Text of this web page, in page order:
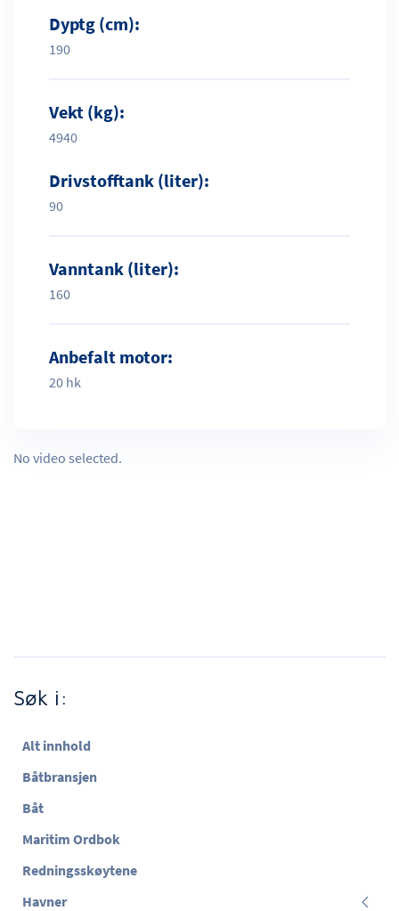
Dyptg (cm):
190
Vekt (kg):
4940
Drivstofftank (liter):
90
Vanntank (liter):
160
Anbefalt motor:
20 hk
No video selected.
Søk i:
Alt innhold
Båtbransjen
Båt
Maritim Ordbok
Redningsskøytene
Havner